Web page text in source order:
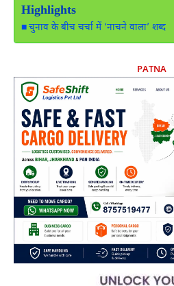
Highlights
चुनाव के बीच चर्चा में ‘नाचने वाला’ शब्द
PATNA